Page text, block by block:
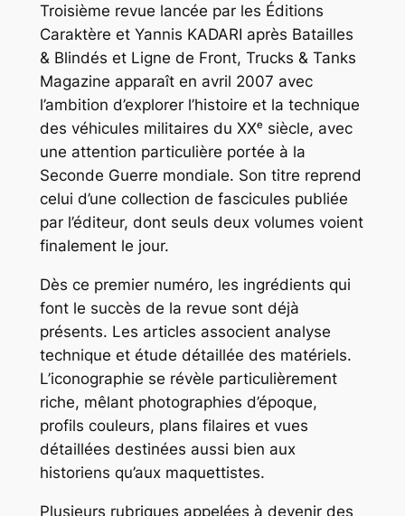
Troisième revue lancée par les Éditions
Caraktère et Yannis KADARI après Batailles
& Blindés et Ligne de Front, Trucks & Tanks
Magazine apparaît en avril 2007 avec
l’ambition d’explorer l’histoire et la technique
des véhicules militaires du XXᵉ siècle, avec
une attention particulière portée à la
Seconde Guerre mondiale. Son titre reprend
celui d’une collection de fascicules publiée
par l’éditeur, dont seuls deux volumes voient
finalement le jour.
Dès ce premier numéro, les ingrédients qui
font le succès de la revue sont déjà
présents. Les articles associent analyse
technique et étude détaillée des matériels.
L’iconographie se révèle particulièrement
riche, mêlant photographies d’époque,
profils couleurs, plans filaires et vues
détaillées destinées aussi bien aux
historiens qu’aux maquettistes.
Plusieurs rubriques appelées à devenir des